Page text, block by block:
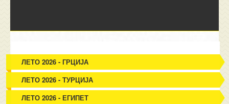
ЛЕТО 2026 - ГРЦИЈА
ЛЕТО 2026 - ТУРЦИЈА
ЛЕТО 2026 - ЕГИПЕТ